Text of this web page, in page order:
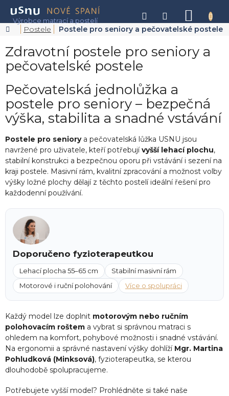
obsah
KOŠÍK
Domů
Postele Postele pro seniory a pečovatelské postele
Zdravotní postele pro seniory a
pečovatelské postele
Pečovatelská jednolůžka a
postele pro seniory – bezpečná
výška, stabilita a snadné vstávání
Postele pro seniorya pečovatelská lůžka USNU jsou
navržené pro uživatele, kteří potřebujívyšší lehací plochu,
stabilní konstrukci a bezpečnou oporu při vstávání i sezení na
kraji postele. Masivní rám, kvalitní zpracování a možnost volby
výšky ložné plochy dělají z těchto postelí ideální řešení pro
každodenní používání.
Doporučeno fyzioterapeutkou
Lehací plocha 55–65 cm
Stabilní masivní rám
Motorové i ruční polohování
Více o spolupráci
Každý model lze doplnit motorovým nebo ručním
polohovacím roštem a vybrat si správnou matraci s
ohledem na komfort, pohybové možnosti i snadné vstávání.
Na ergonomii a správné nastavení výšky dohlíží Mgr. Martina
Pohludková (Minksová), fyzioterapeutka, se kterou
dlouhodobě spolupracujeme.
Potřebujete vyšší model? Prohlédněte si také naše